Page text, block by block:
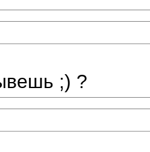
;) ?